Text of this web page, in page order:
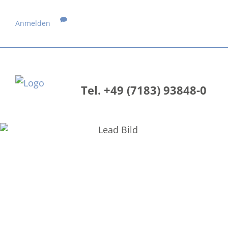
Anmelden
Tel. +49 (7183) 93848-0